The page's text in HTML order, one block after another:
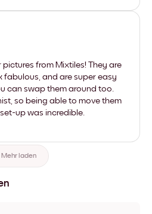
from Mixtiles! They are
and are super easy
can swap them around too.
so being able to move them
up was incredible.
Mehr laden